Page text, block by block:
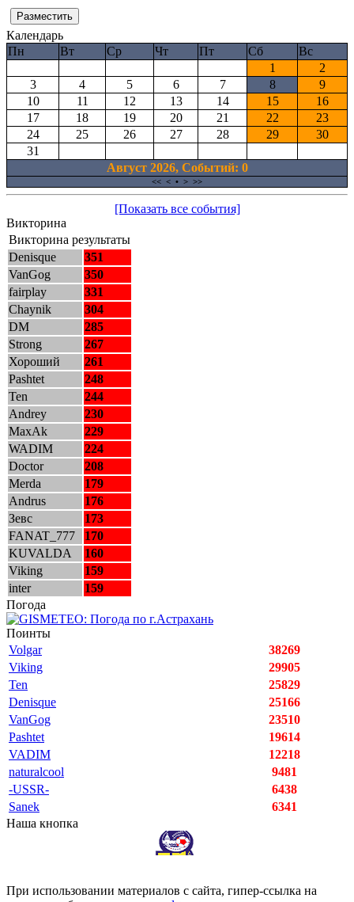
Календарь
Пн
Вт Ср Чт Пт Сб
Вс
1
2
3
4 5 6 7 8
9
10
11 12 13 14 15
16
17
18 19 20 21 22
23
24
25 26 27 28 29
30
31
Август 2026, Cобытий: 0
<< < • > >>
[Показать все события]
Викторина
Викторина результаты
Denisque
351
VanGog
350
fairplay
331
Chaynik
304
DM
285
Strong
267
Хороший
261
Pashtet
248
Ten
244
Andrey
230
MaxAk
229
WADIM
224
Doctor
208
Merda
179
Andrus
176
Зевс
173
FANAT_777
170
KUVALDA
160
Viking
159
inter
159
Погода
Поинты
Volgar
38269
Viking
29905
Ten
25829
Denisque
25166
VanGog
23510
Pashtet
19614
VADIM
12218
naturalcool
9481
-USSR-
6438
Sanek
6341
Наша кнопка
При использовании материалов с сайта, гипер-ссылка на